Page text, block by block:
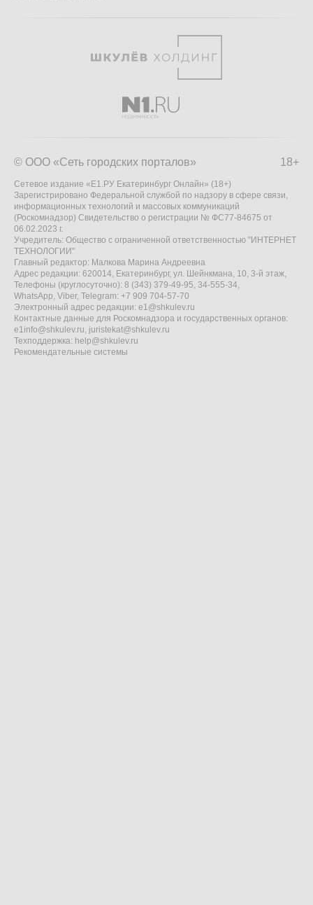
18+
© ООО «Сеть городских порталов»
Сетевое издание «Е1.РУ Екатеринбург Онлайн» (18+)
Зарегистрировано Федеральной службой по надзору в сфере связи,
информационных технологий и массовых коммуникаций
(Роскомнадзор) Свидетельство о регистрации № ФС77-84675 от
06.02.2023 г.
Учредитель: Общество с ограниченной ответственностью "ИНТЕРНЕТ
ТЕХНОЛОГИИ"
Главный редактор: Малкова Марина Андреевна
Адрес редакции: 620014, Екатеринбург, ул. Шейнкмана, 10, 3-й этаж,
Телефоны (круглосуточно): 8 (343) 379-49-95, 34-555-34,
WhatsApp, Viber, Telegram: +7 909 704-57-70
Электронный адрес редакции: e1@shkulev.ru
Контактные данные для Роскомнадзора и государственных органов:
e1info@shkulev.ru, juristekat@shkulev.ru
Техподдержка: help@shkulev.ru
Рекомендательные системы